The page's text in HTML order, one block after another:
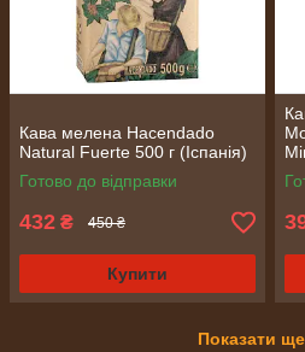
Кава мелена Hacendado
Natural Fuerte 500 г (Іспанія)
Готово до відправки
432 ₴ 450 ₴
Купити
Показати ще